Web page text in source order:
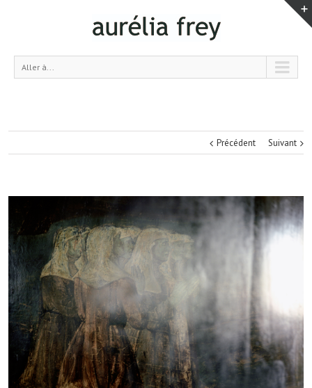
Aller à...
Précédent Suivant